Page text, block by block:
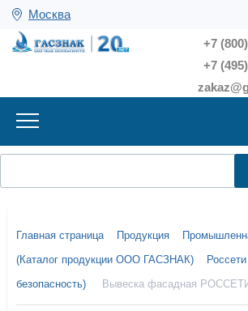
Москва
+7
+7
Главная страница Продукция
(Каталог продукции ООО ГАСЗНАК)
безопасность)
Вывеска фасадная